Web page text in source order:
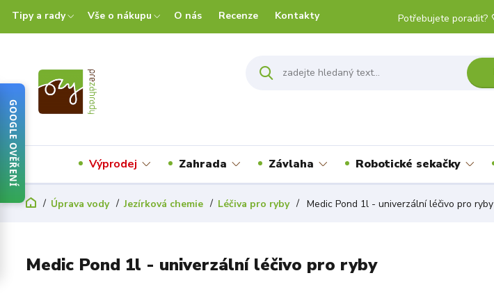
Tipy a rady Vše o nákupu O nás Recenze Kontakty Potřebujete poradit?
Výprodej Zahrada Závlaha Robotické sekačky
Úprava vody Jezírková chemie Léčiva pro ryby Medic Pond 1l - univerzální léčivo pro ryby
Medic Pond 1l - univerzální léčivo pro ryby
GOOGLE OVĚŘENÍ